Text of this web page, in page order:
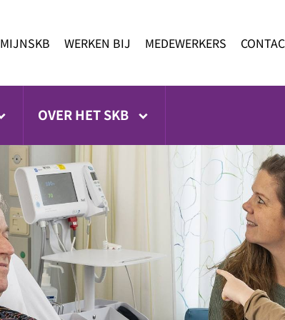
MIJNSKB WERKEN BIJ MEDEWERKERS
OVER HET SKB